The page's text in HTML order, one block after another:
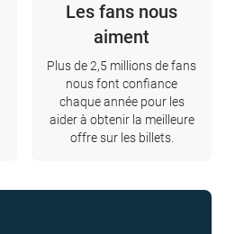
Les fans nous
aiment
Plus de 2,5 millions de fans
nous font confiance
chaque année pour les
aider à obtenir la meilleure
offre sur les billets.